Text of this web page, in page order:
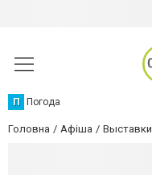
П Погода
Головна Афіша Выставки